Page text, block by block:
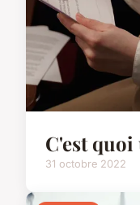
C'est
31 octobre 2022